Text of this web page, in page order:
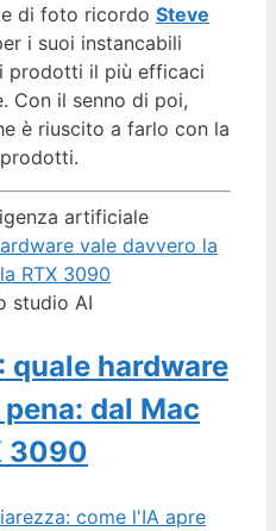
di foto ricordo Steve
i suoi instancabili
prodotti il più efficaci
Con il senno di poi,
è riuscito a farlo con la
artificiale
vale davvero la
RTX 3090
quale hardware
dal Mac
3090
come l'IA apre